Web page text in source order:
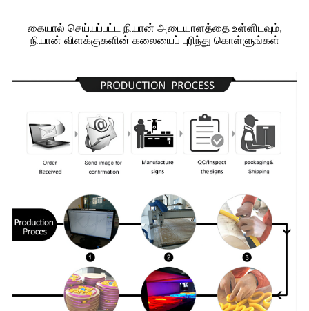
கையால் செய்யப்பட்ட நியான் அடையாளத்தை உள்ளிடவும்,
நியான் விளக்குகளின் கலையைப் புரிந்து கொள்ளுங்கள்